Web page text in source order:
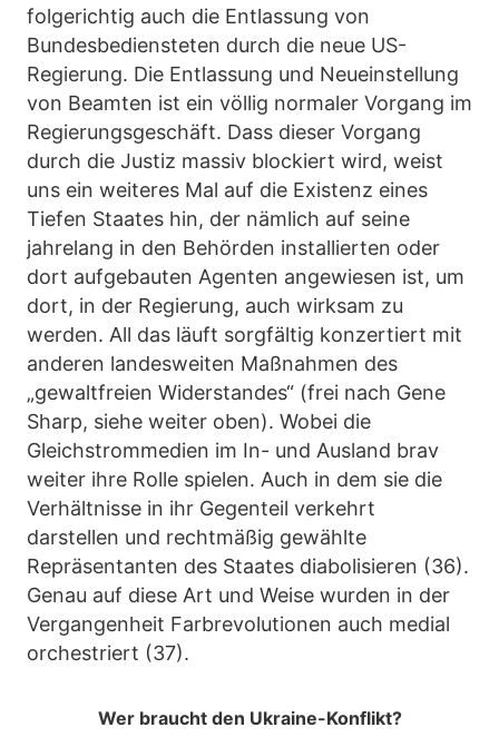
folgerichtig auch die Entlassung von
Bundesbediensteten durch die neue US-
Regierung. Die Entlassung und Neueinstellung
von Beamten ist ein völlig normaler Vorgang im
Regierungsgeschäft. Dass dieser Vorgang
durch die Justiz massiv blockiert wird, weist
uns ein weiteres Mal auf die Existenz eines
Tiefen Staates hin, der nämlich auf seine
jahrelang in den Behörden installierten oder
dort aufgebauten Agenten angewiesen ist, um
dort, in der Regierung, auch wirksam zu
werden. All das läuft sorgfältig konzertiert mit
anderen landesweiten Maßnahmen des
„gewaltfreien Widerstandes“ (frei nach Gene
Sharp, siehe weiter oben). Wobei die
Gleichstrommedien im In- und Ausland brav
weiter ihre Rolle spielen. Auch in dem sie die
Verhältnisse in ihr Gegenteil verkehrt
darstellen und rechtmäßig gewählte
Repräsentanten des Staates diabolisieren (36).
Genau auf diese Art und Weise wurden in der
Vergangenheit Farbrevolutionen auch medial
orchestriert (37).
Wer braucht den Ukraine-Konflikt?